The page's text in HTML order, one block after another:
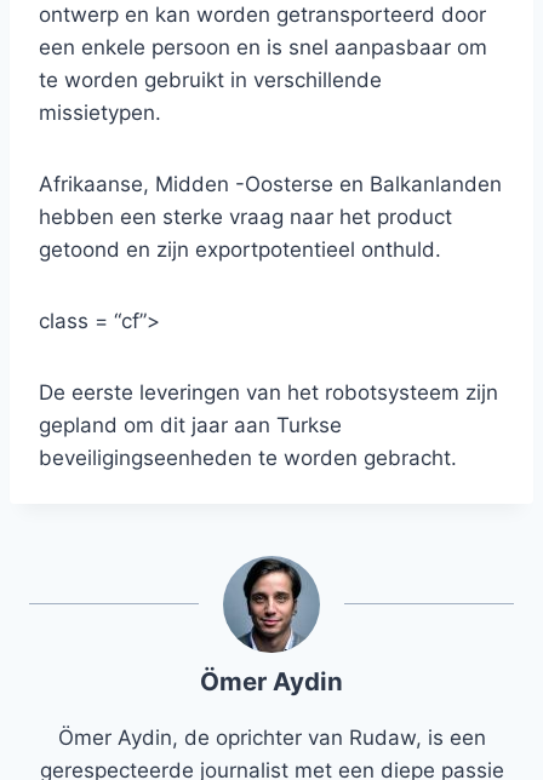
ontwerp en kan worden getransporteerd door
een enkele persoon en is snel aanpasbaar om
te worden gebruikt in verschillende
missietypen.
Afrikaanse, Midden -Oosterse en Balkanlanden
hebben een sterke vraag naar het product
getoond en zijn exportpotentieel onthuld.
class = “cf”>
De eerste leveringen van het robotsysteem zijn
gepland om dit jaar aan Turkse
beveiligingseenheden te worden gebracht.
Ömer Aydin
Ömer Aydin, de oprichter van Rudaw, is een
gerespecteerde journalist met een diepe passie